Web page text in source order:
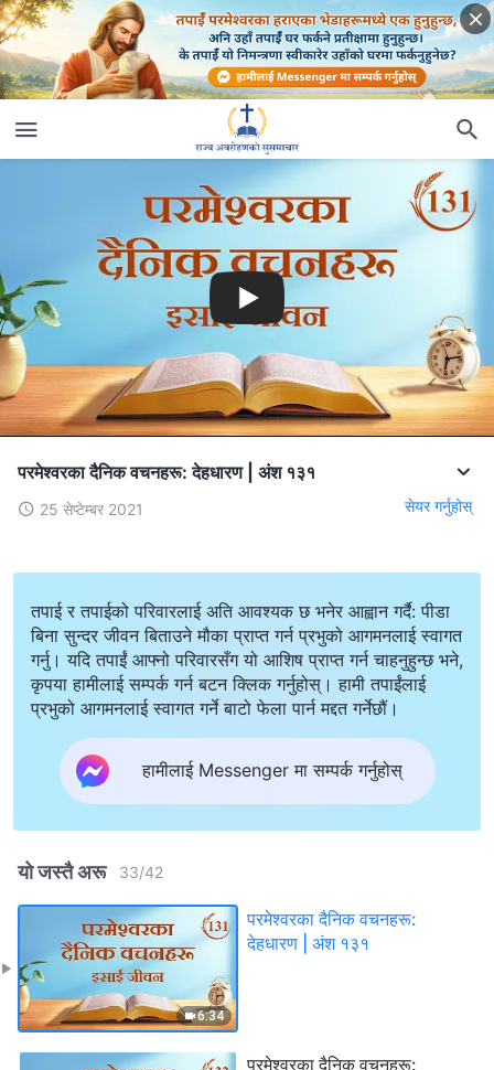
परमेश्‍वरका दैनिक वचनहरू: देहधारण | अंश १३१
25 सेप्टेम्बर 2021 सेयर गर्नुहोस्
तपाई र तपाईको परिवारलाई अति आवश्यक छ भनेर आह्वान गर्दै: पीडा
बिना सुन्दर जीवन बिताउने मौका प्राप्त गर्न प्रभुको आगमनलाई स्वागत
गर्नु। यदि तपाईं आफ्नो परिवारसँग यो आशिष प्राप्त गर्न चाहनुहुन्छ भने,
कृपया हामीलाई सम्पर्क गर्न बटन क्लिक गर्नुहोस्। हामी तपाईंलाई
प्रभुको आगमनलाई स्वागत गर्ने बाटो फेला पार्न मद्दत गर्नेछौं।
हामीलाई Messenger मा सम्पर्क गर्नुहोस्
यो जस्तै अरू 33/42
6:34
परमेश्‍वरका दैनिक वचनहरू:
देहधारण | अंश १३१
परमेश्‍वरका दैनिक वचनहरू: